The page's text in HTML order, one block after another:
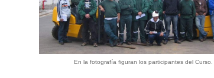
En la fotografía figuran los participantes del Curso.